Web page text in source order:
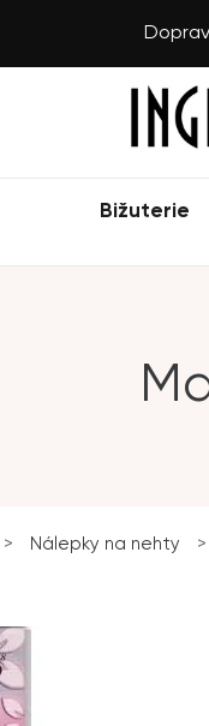
Bižuterie
> Nálepky na nehty >